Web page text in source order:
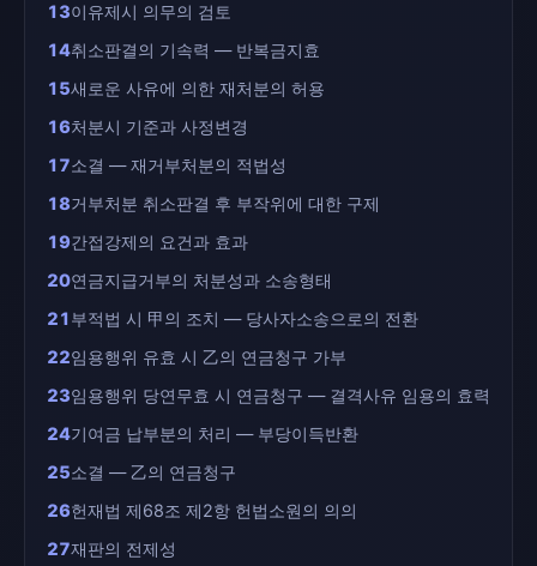
13이유제시 의무의 검토
14취소판결의 기속력 — 반복금지효
15새로운 사유에 의한 재처분의 허용
16처분시 기준과 사정변경
17소결 — 재거부처분의 적법성
18거부처분 취소판결 후 부작위에 대한 구제
19간접강제의 요건과 효과
20연금지급거부의 처분성과 소송형태
21부적법 시 甲의 조치 — 당사자소송으로의 전환
22임용행위 유효 시 乙의 연금청구 가부
23임용행위 당연무효 시 연금청구 — 결격사유 임용의 효력
24기여금 납부분의 처리 — 부당이득반환
25소결 — 乙의 연금청구
26헌재법 제68조 제2항 헌법소원의 의의
27재판의 전제성